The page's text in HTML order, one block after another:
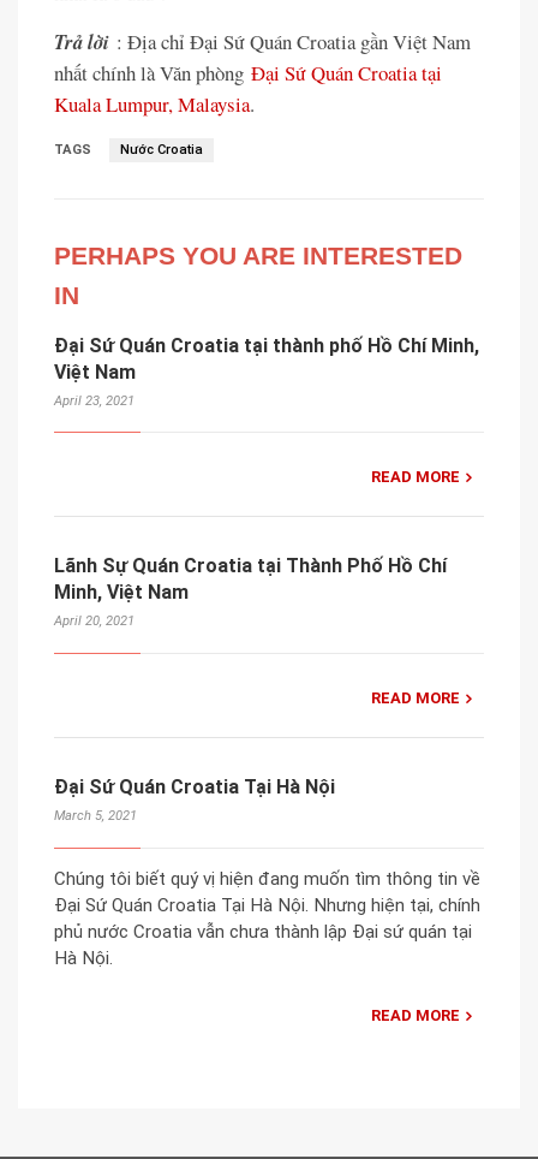
Trả lời : Địa chỉ Đại Sứ Quán Croatia gần Việt Nam
nhất chính là Văn phòng Đại Sứ Quán Croatia tại
Kuala Lumpur, Malaysia.
TAGS Nước Croatia
PERHAPS YOU ARE INTERESTED
IN
Đại Sứ Quán Croatia tại thành phố Hồ Chí Minh,
Việt Nam
April 23, 2021
READ MORE
Lãnh Sự Quán Croatia tại Thành Phố Hồ Chí
Minh, Việt Nam
April 20, 2021
READ MORE
Đại Sứ Quán Croatia Tại Hà Nội
March 5, 2021
Chúng tôi biết quý vị hiện đang muốn tìm thông tin về
Đại Sứ Quán Croatia Tại Hà Nội. Nhưng hiện tại, chính
phủ nước Croatia vẫn chưa thành lập Đại sứ quán tại
Hà Nội.
READ MORE